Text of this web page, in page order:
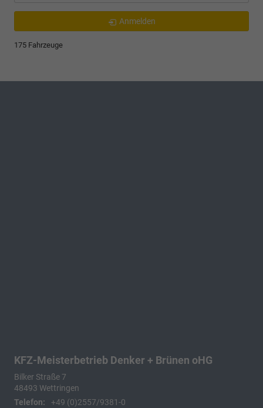
Anmelden
175 Fahrzeuge
KFZ-Meisterbetrieb Denker + Brünen oHG
Bilker Straße 7
48493 Wettringen
Telefon:
+49 (0)2557/9381-0